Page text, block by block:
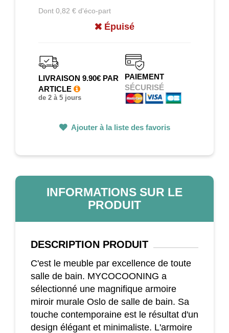
Dont 0,82 € d'éco-part
Épuisé
LIVRAISON 9.90€ PAR
ARTICLE
de 2 à 5 jours
PAIEMENT
SÉCURISÉ
Ajouter à la liste des favoris
INFORMATIONS SUR LE
PRODUIT
DESCRIPTION PRODUIT
C'est le meuble par excellence de toute
salle de bain. MYCOCOONING a
sélectionné une magnifique armoire
miroir murale Oslo de salle de bain. Sa
touche contemporaine est le résultat d'un
design élégant et minimaliste. L'armoire